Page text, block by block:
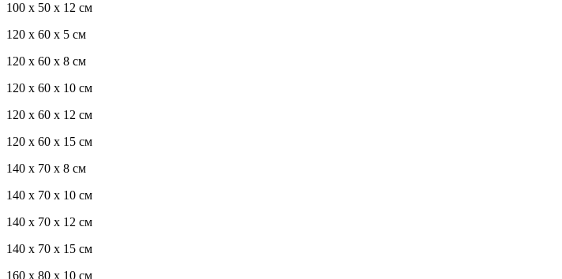
100 x 50 x 12 см
120 x 60 x 5 см
120 x 60 x 8 см
120 x 60 x 10 см
120 x 60 x 12 см
120 x 60 x 15 см
140 x 70 x 8 см
140 x 70 x 10 см
140 x 70 x 12 см
140 x 70 x 15 см
160 x 80 x 10 см